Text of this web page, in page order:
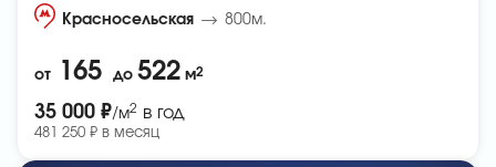
Красносельская 800м.
от 165 до 522 м2
35 000 ₽/м2 в год
481 250 ₽ в месяц